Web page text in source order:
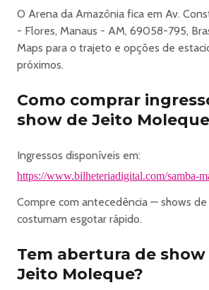
O Arena da Amazônia fica em Av.
- Flores, Manaus - AM, 69058-795,
Maps para o trajeto e opções de
próximos.
Como comprar
show de Jeito
Ingressos disponíveis em:
https://www.bilheteriadigital.com/samba-
Compre com antecedência — shows de
costumam esgotar rápido.
Tem abertura de
Jeito Moleque?